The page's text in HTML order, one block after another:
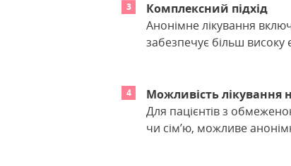
Комплексний підхід
Анонімне лікування
забезпечує більш високу
Можливість лікування
Для пацієнтів з
чи сім’ю, можливе